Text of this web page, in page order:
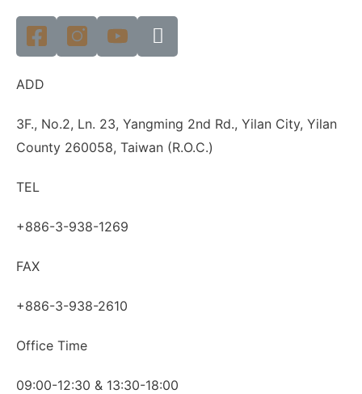
ADD
3F., No.2, Ln. 23, Yangming 2nd Rd., Yilan City, Yilan
County 260058, Taiwan (R.O.C.)
TEL
+886-3-938-1269
FAX
+886-3-938-2610
Office Time
09:00-12:30 & 13:30-18:00